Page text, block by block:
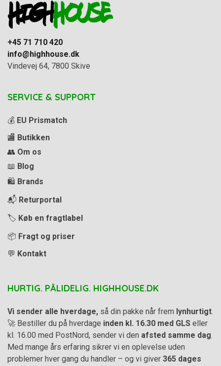
+45 71 710 420
info@highhouse.dk
Vindevej 64, 7800 Skive
SERVICE & SUPPORT
💰 EU Prismatch
🏬 Butikken
👥 Om os
📖 Blog
🛍️ Brands
📬 Returportal
🏷️ Køb en fragtlabel
📦 Fragt og priser
💬 Kontakt
HURTIG. PÅLIDELIG. HIGHHOUSE.DK
Vi sender alle hverdage, så din pakke når frem lynhurtigt
🚀 Bestiller du på hverdage inden kl. 16.30 med GLS eller
kl. 16.00 med PostNord, sender vi den afsted samme dag
Med mange års erfaring sikrer vi en oplevelse uden
problemer hver gang du handler – og vi giver 365 dages